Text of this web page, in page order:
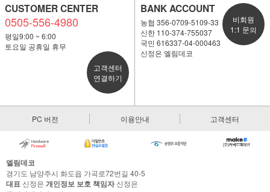
CUSTOMER CENTER
0505-556-4980
평일9:00 ~ 6:00
토요일 공휴일 휴무
고객센터
연결하기
BANK ACCOUNT
농협 356-0709-5109-33
신한 110-374-755037
국민 616337-04-000463
신정은 엘림데코
비회원
1:1 문의
PC 버전 이용안내 고객센터
엘림데코
경기도 남양주시 화도읍 가곡로72번길 40-5
대표 신정은 개인정보 보호 책임자신정은